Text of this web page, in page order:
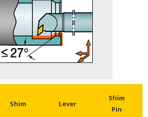
Shim Lever
Shim
Pin